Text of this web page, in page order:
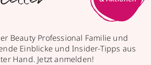
Beauty Professional Familie und
Einblicke und Insider-Tipps aus
Hand. Jetzt anmelden!